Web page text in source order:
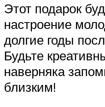
Этот подарок
настроение
долгие годы
Будьте
наверняка
близким!